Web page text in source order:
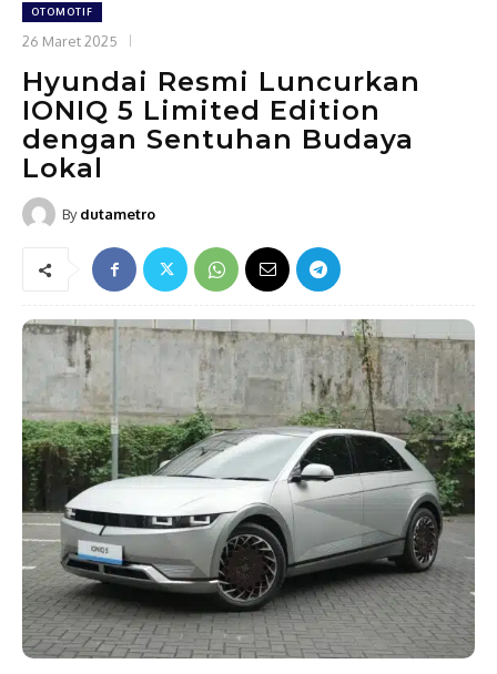
OTOMOTIF
26 Maret 2025
Hyundai Resmi Luncurkan
IONIQ 5 Limited Edition
dengan Sentuhan Budaya
Lokal
By dutametro